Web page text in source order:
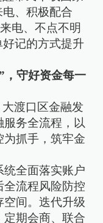
、积极配合
电、不点不明
记的方式提升
，守好资金每一
渡口区金融发
服务全流程，以
抓手，筑牢金
全面落实账户
全流程风险防控
间。迭代升级
期会商、联合